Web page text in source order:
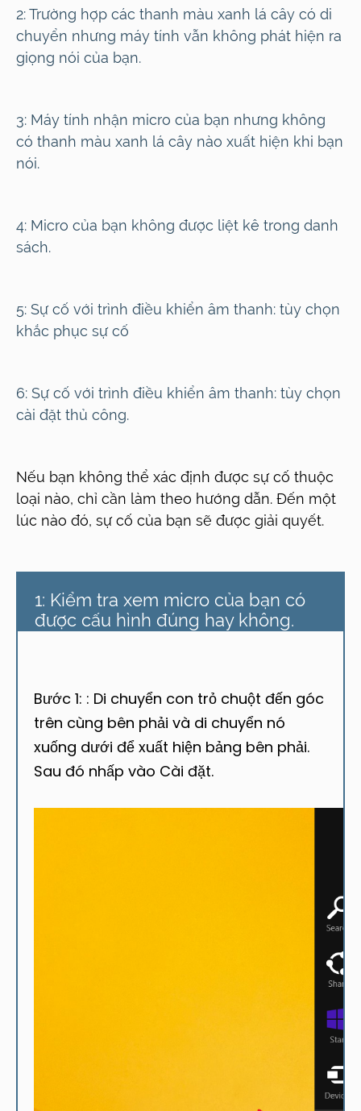
2:Trường hợp các thanh màu xanh lá cây có di
chuyển nhưng máy tính vẫn không phát hiện ra
giọng nói của bạn.
3: Máy tính nhận micro của bạn nhưng không
có thanh màu xanh lá cây nào xuất hiện khi bạn
nói.
4: Micro của bạn không được liệt kê trong danh
sách.
5: Sự cố với trình điều khiển âm thanh: tùy chọn
khắc phục sự cố
6: Sự cố với trình điều khiển âm thanh: tùy chọn
cài đặt thủ công.
Nếu bạn không thể xác định được sự cố thuộc
loại nào, chỉ cần làm theo hướng dẫn. Đến một
lúc nào đó, sự cố của bạn sẽ được giải quyết.
1: Kiểm tra xem micro của bạn có
được cấu hình đúng hay không.
Bước 1: : Di chuyển con trỏ chuột đến góc
trên cùng bên phải và di chuyển nó
xuống dưới để xuất hiện bảng bên phải.
Sau đó nhấp vào Cài đặt.